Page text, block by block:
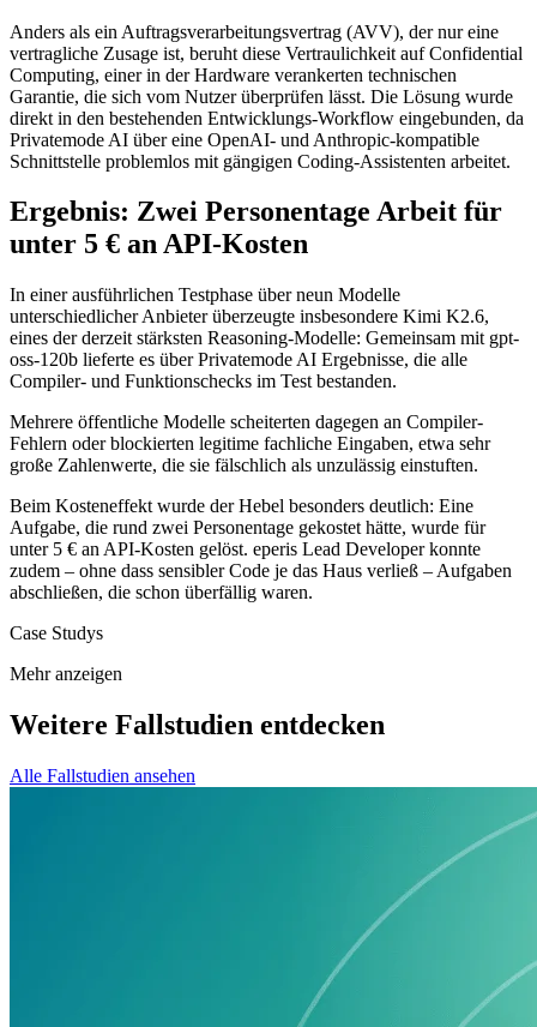
Anders als ein Auftragsverarbeitungsvertrag (AVV), der nur eine
vertragliche Zusage ist, beruht diese Vertraulichkeit auf Confidential
Computing, einer in der Hardware verankerten technischen
Garantie, die sich vom Nutzer überprüfen lässt. Die Lösung wurde
direkt in den bestehenden Entwicklungs-Workflow eingebunden, da
Privatemode AI über eine OpenAI- und Anthropic-kompatible
Schnittstelle problemlos mit gängigen Coding-Assistenten arbeitet.
Ergebnis: Zwei Personentage Arbeit für
unter 5 € an API-Kosten
In einer ausführlichen Testphase über neun Modelle
unterschiedlicher Anbieter überzeugte insbesondere Kimi K2.6,
eines der derzeit stärksten Reasoning-Modelle: Gemeinsam mit gpt-
oss-120b lieferte es über Privatemode AI Ergebnisse, die alle
Compiler- und Funktionschecks im Test bestanden.
Mehrere öffentliche Modelle scheiterten dagegen an Compiler-
Fehlern oder blockierten legitime fachliche Eingaben, etwa sehr
große Zahlenwerte, die sie fälschlich als unzulässig einstuften.
Beim Kosteneffekt wurde der Hebel besonders deutlich: Eine
Aufgabe, die rund zwei Personentage gekostet hätte, wurde für
unter 5 € an API-Kosten gelöst. eperis Lead Developer konnte
zudem – ohne dass sensibler Code je das Haus verließ – Aufgaben
abschließen, die schon überfällig waren.
Case Studys
Mehr anzeigen
Weitere Fallstudien entdecken
Alle Fallstudien ansehen